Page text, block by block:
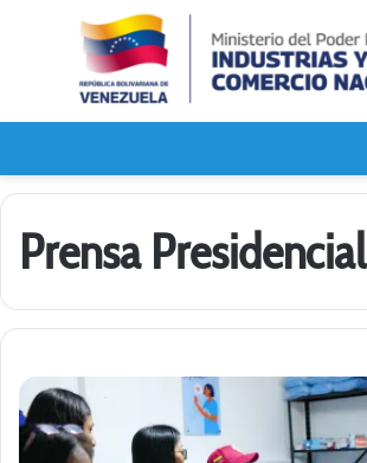
Prensa Presidencial